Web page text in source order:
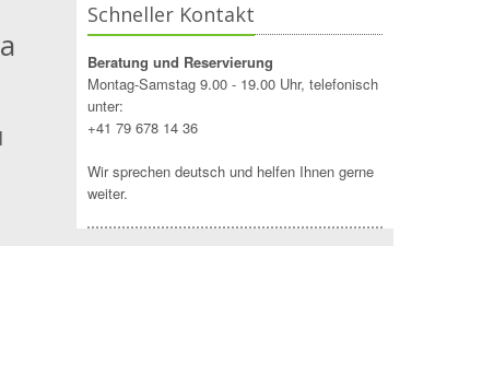
Schneller Kontakt
Beratung und Reservierung
Montag-Samstag 9.00 - 19.00 Uhr, telefonisch
unter:
+41 79 678 14 36
Wir sprechen deutsch und helfen Ihnen gerne
weiter.